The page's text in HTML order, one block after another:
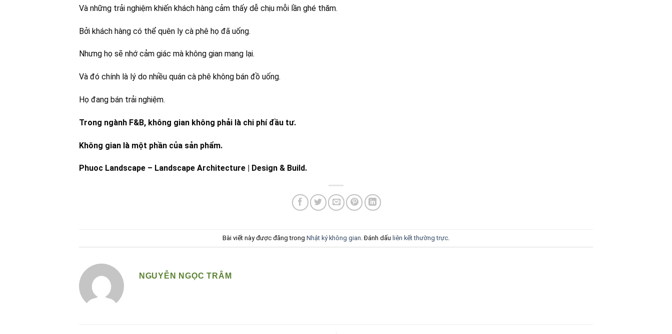
Và những trải nghiệm khiến khách hàng cảm thấy dễ chịu mỗi lần ghé thăm.
Bởi khách hàng có thể quên ly cà phê họ đã uống.
Nhưng họ sẽ nhớ cảm giác mà không gian mang lại.
Và đó chính là lý do nhiều quán cà phê không bán đồ uống.
Họ đang bán trải nghiệm.
Trong ngành F&B, không gian không phải là chi phí đầu tư.
Không gian là một phần của sản phẩm.
Phuoc Landscape – Landscape Architecture | Design & Build.
Bài viết này được đăng trong Nhật ký không gian . Đánh dấu liên kết thường trực.
NGUYỄN NGỌC TRÂM